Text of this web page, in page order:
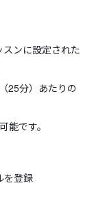
ンに設定された
25分）あたりの
能です。
を登録